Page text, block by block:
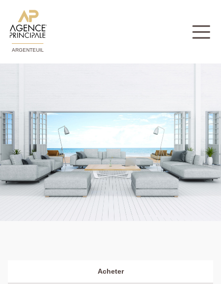
ARGENTEUIL
Acheter